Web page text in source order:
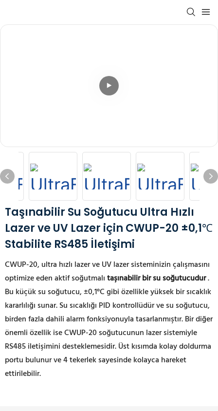
Taşınabilir Su Soğutucu Ultra Hızlı
Lazer ve UV Lazer için CWUP-20 ±0,1℃
Stabilite RS485 İletişimi
CWUP-20, ultra hızlı lazer ve UV lazer sisteminizin çalışmasını
optimize eden aktif soğutmalıtaşınabilir bir su soğutucudur.
Bu küçük su soğutucu, ±0,1°C gibi özellikle yüksek bir sıcaklık
kararlılığı sunar. Su sıcaklığı PID kontrollüdür ve su soğutucu,
birden fazla dahili alarm fonksiyonuyla tasarlanmıştır. Bir diğer
önemli özellik ise CWUP-20 soğutucunun lazer sistemiyle
RS485 iletişimini desteklemesidir. Üst kısımda kolay doldurma
portu bulunur ve 4 tekerlek sayesinde kolayca hareket
ettirilebilir.